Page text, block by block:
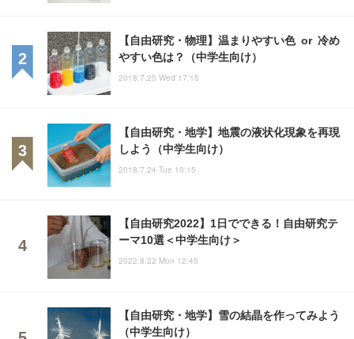
【自由研究・物理】温まりやすい色 or 冷め
やすい色は？（中学生向け）
2018.7.25 Wed 17:15
【自由研究・地学】地震の液状化現象を再現
しよう（中学生向け）
2018.7.24 Tue 10:15
【自由研究2022】1日でできる！自由研究テ
ーマ10選＜中学生向け＞
2022.8.22 Mon 12:45
【自由研究・地学】雪の結晶を作ってみよう
（中学生向け）